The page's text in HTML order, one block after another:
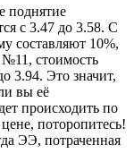
поднятие
с 3.47 до 3.58. С
составляют 10%,
стоимость
3.94. Это значит,
вы её
происходить по
поторопитесь!
ЭЭ, потраченная